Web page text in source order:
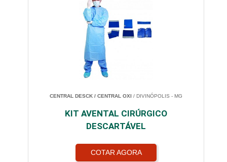
CENTRAL DESCK / CENTRAL OXI / DIVINÓPOLIS - MG
KIT AVENTAL CIRÚRGICO
DESCARTÁVEL
COTAR AGORA